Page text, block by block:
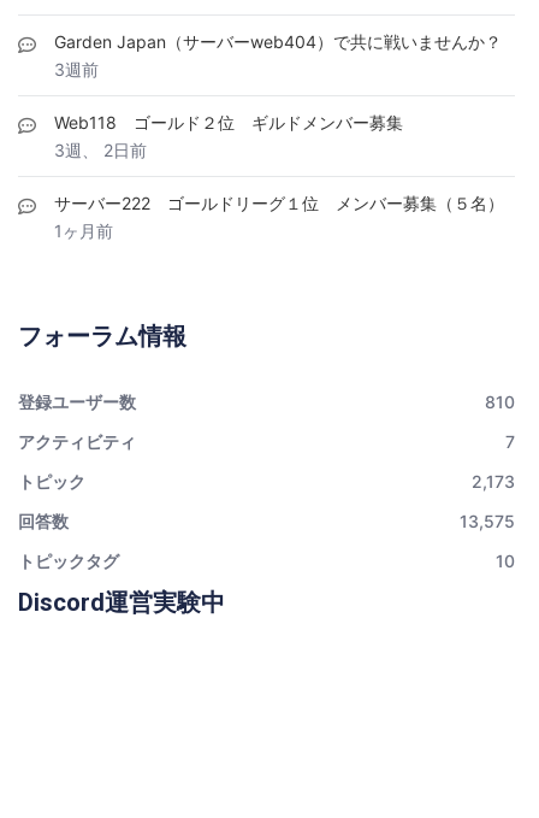
Garden Japan（サーバーweb404）で共に戦いませんか？
3週前
Web118 ゴールド２位 ギルドメンバー募集
3週、 2日前
サーバー222 ゴールドリーグ１位 メンバー募集（５名）
1ヶ月前
フォーラム情報
登録ユーザー数
810
アクティビティ
7
トピック
2,173
回答数
13,575
トピックタグ
10
Discord運営実験中